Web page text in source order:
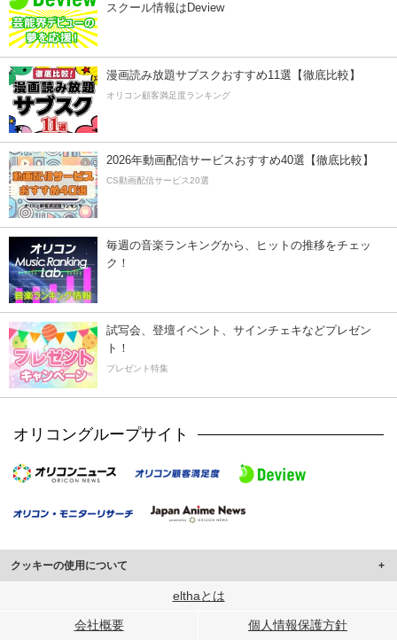
スクール情報はDeview
漫画読み放題サブスクおすすめ11選【徹底比較】
オリコン顧客満足度ランキング
2026年動画配信サービスおすすめ40選【徹底比較】
CS動画配信サービス20選
毎週の音楽ランキングから、ヒットの推移をチェッ
ク！
試写会、登壇イベント、サインチェキなどプレゼン
ト！
プレゼント特集
オリコングループサイト
クッキーの使用について
このサイトでは Cookie を使用して、ユーザーに合わせたコンテンツや広告の
行っています。
elthaとは
会社概要 個人情報保護方針